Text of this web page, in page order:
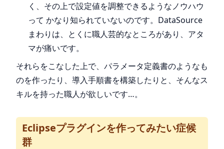
く、その上で設定値を調整できるようなノウハウ
って かなり知られていないのです。DataSource
まわりは、とくに職人芸的なところがあり、アタ
マが痛いです。
それらをこなした上で、パラメータ定義書のようなも
のを作ったり、導入手順書を構築したりと、そんなス
キルを持った職人が欲しいです…。
Eclipseプラグインを作ってみたい症候
群